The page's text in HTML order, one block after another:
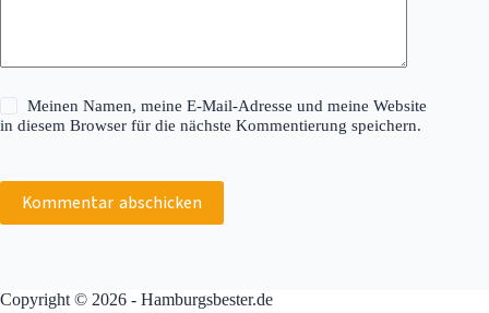
Meinen Namen, meine E-Mail-Adresse und meine Website
in diesem Browser für die nächste Kommentierung speichern.
Kommentar abschicken
Copyright © 2026 - Hamburgsbester.de